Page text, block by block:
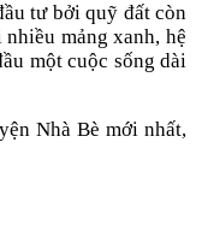
tư bởi quỹ đất còn
mảng xanh, hệ
một cuộc sống dài
Nhà Bè mới nhất,